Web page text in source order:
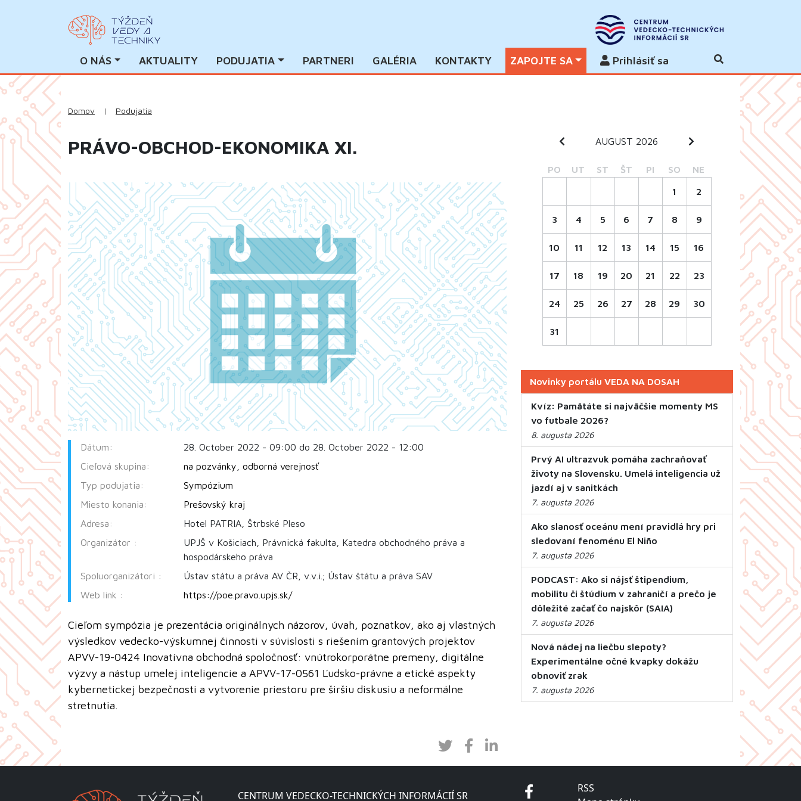
O NÁS AKTUALITY PODUJATIA PARTNERI GALÉRIA KONTAKTY ZAPOJTE SA Prihlásiť sa
Domov | Podujatia
PRÁVO-OBCHOD-EKONOMIKA XI.
Dátum:
28. October 2022 - 09:00 do 28. October 2022 - 12:00
Cieľová skupina:
na pozvánky
odborná verejnosť
Typ podujatia:
Sympózium
Miesto konania:
Prešovský kraj
Adresa:
Hotel PATRIA, Štrbské Pleso
Organizátor :
UPJŠ v Košiciach, Právnická fakulta, Katedra obchodného práva a
hospodárskeho práva
Spoluorganizátori :
Ústav státu a práva AV ČR, v.v.i.; Ústav štátu a práva SAV
Web link :
https://poe.pravo.upjs.sk/
Cieľom sympózia je prezentácia originálnych názorov, úvah, poznatkov, ako aj vlastných
výsledkov vedecko-výskumnej činnosti v súvislosti s riešením grantových projektov
APVV-19-0424 Inovatívna obchodná spoločnosť: vnútrokorporátne premeny, digitálne
výzvy a nástup umelej inteligencie a APVV-17-0561 Ľudsko-právne a etické aspekty
kybernetickej bezpečnosti a vytvorenie priestoru pre širšiu diskusiu a neformálne
stretnutia.
AUGUST 2026
PO UT ST ŠT PI SO NE
1 2
3 4 5 6 7 8 9
10 11 12 13 14 15 16
17 18 19 20 21 22 23
24 25 26 27 28 29 30
31
Novinky portálu VEDA NA DOSAH
Kvíz: Pamätáte si najväčšie momenty MS
vo futbale 2026?
8. augusta 2026
Prvý AI ultrazvuk pomáha zachraňovať
životy na Slovensku. Umelá inteligencia už
jazdí aj v sanitkách
7. augusta 2026
Ako slanosť oceánu mení pravidlá hry pri
sledovaní fenoménu El Niño
7. augusta 2026
PODCAST: Ako si nájsť štipendium,
mobilitu či štúdium v zahraničí a prečo je
dôležité začať čo najskôr (SAIA)
7. augusta 2026
Nová nádej na liečbu slepoty?
Experimentálne očné kvapky dokážu
obnoviť zrak
7. augusta 2026
CENTRUM VEDECKO-TECHNICKÝCH INFORMÁCIÍ SR
RSS